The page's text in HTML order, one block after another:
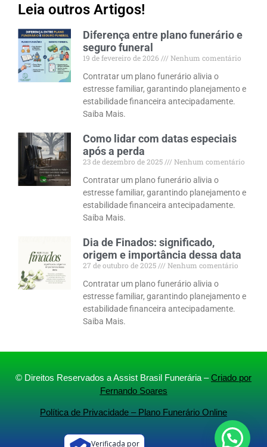
Leia outros Artigos!
Diferença entre plano funerário e
seguro funeral
19 de fevereiro de 2026
Nenhum comentário
Contratar um plano funerário alivia o
estresse familiar, garantindo planejamento e
estabilidade financeira antecipadamente.
Saiba Mais.
Como lidar com datas especiais
após a perda
23 de dezembro de 2025
Nenhum comentário
Contratar um plano funerário alivia o
estresse familiar, garantindo planejamento e
estabilidade financeira antecipadamente.
Saiba Mais.
Dia de Finados: significado,
origem e importância dessa data
27 de outubro de 2025
Nenhum comentário
Contratar um plano funerário alivia o
estresse familiar, garantindo planejamento e
estabilidade financeira antecipadamente.
Saiba Mais.
© Direitos Reservados a Assist Brasil Funerária –Criado por
Fernando Soares
Política de Privacidade – Plano Funerário Online
Verificada por